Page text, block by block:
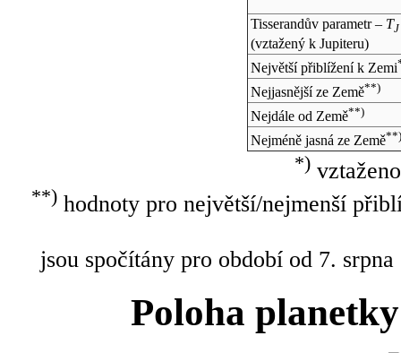
Tisserandův parametr – TJ
(vztažený k Jupiteru)
Největší přiblížení k Zemi
Nejjasnější ze Země**)
Nejdále od Země**)
Nejméně jasná ze Země**)
*)
**)hodnoty pro největší/nejmenší
jsou spočítány pro období od 7.
Poloha